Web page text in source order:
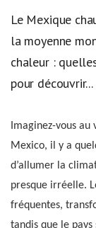
Le Mexique
la moyenne
chaleur :
pour découvrir...
Imaginez-vous
Mexico, il y a
d’allumer la
presque irréelle.
fréquentes,
tandis que le